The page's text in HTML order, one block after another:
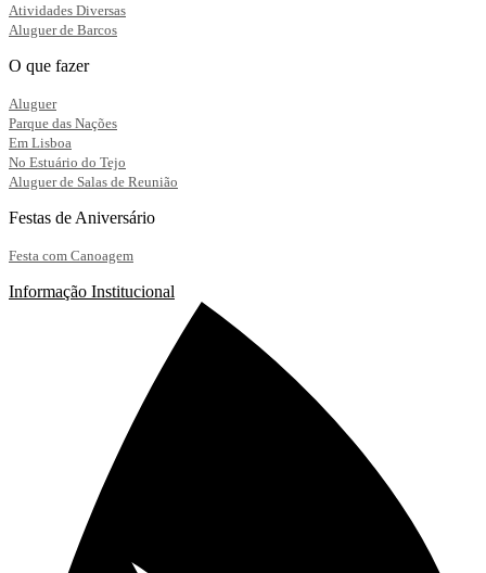
Atividades Diversas
Aluguer de Barcos
O que fazer
Aluguer
Parque das Nações
Em Lisboa
No Estuário do Tejo
Aluguer de Salas de Reunião
Festas de Aniversário
Festa com Canoagem
Informação Institucional